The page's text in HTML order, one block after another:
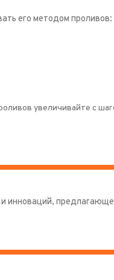
его методом
увеличивайте с
и инноваций,